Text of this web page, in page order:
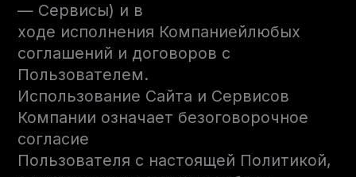
— Сервисы) и в
ходе исполнения Компаниейлюбых
соглашений и договоров с
Пользователем.
Использование Сайта и Сервисов
Компании означает безоговорочное
согласие
Пользователя с настоящей Политикой,